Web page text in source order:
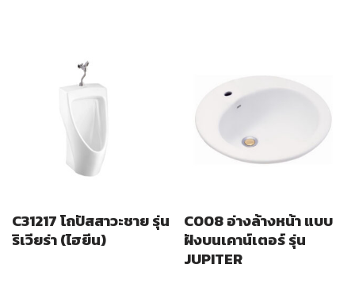
C31217 โถปัสสาวะชาย รุ่น
ริเวียร่า (ไฮยีน)
C008 อ่างล้างหน้า แบบ
ฝังบนเคาน์เตอร์ รุ่น
JUPITER